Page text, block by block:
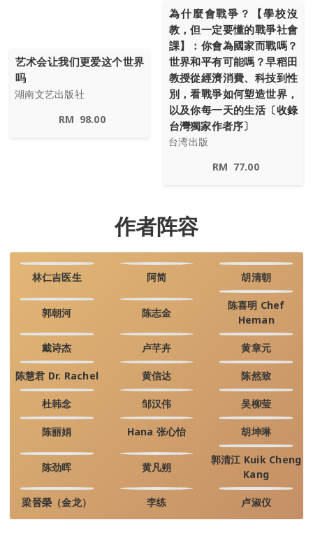
艺术会让我们更爱这个世界
吗
湖南文艺出版社
RM 98.00
為什麼會戰爭？【學校沒
教，但一定要懂的戰爭社會
課】：你會為國家而戰嗎？
世界和平有可能嗎？早稻田
教授從經濟消費、科技到性
別，看戰爭如何塑造世界，
以及你每一天的生活〔收錄
台灣獨家作者序〕
台湾出版
RM 77.00
作者阵容
林仁吉医生 阿简 胡清朝
郭朝河 陈志金
陈喜明 Chef
Heman
戴诗杰 卢芊卉 黄章元
陈慧君 Dr. Rachel 黄信达 陈然致
杜韩念 邹汉伟 吴柳莹
陈丽娟 Hana 张心怡 胡坤琳
陈劲晖 黄凡朔
郭清江 Kuik Cheng
Kang
梁晉榮（金龙） 李练 卢淑仪